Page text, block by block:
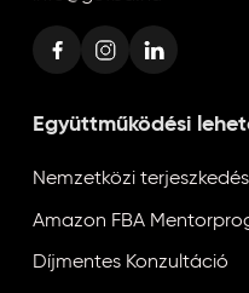
Együttműködési
Nemzetközi
Amazon FBA
Díjmentes Konzultáció